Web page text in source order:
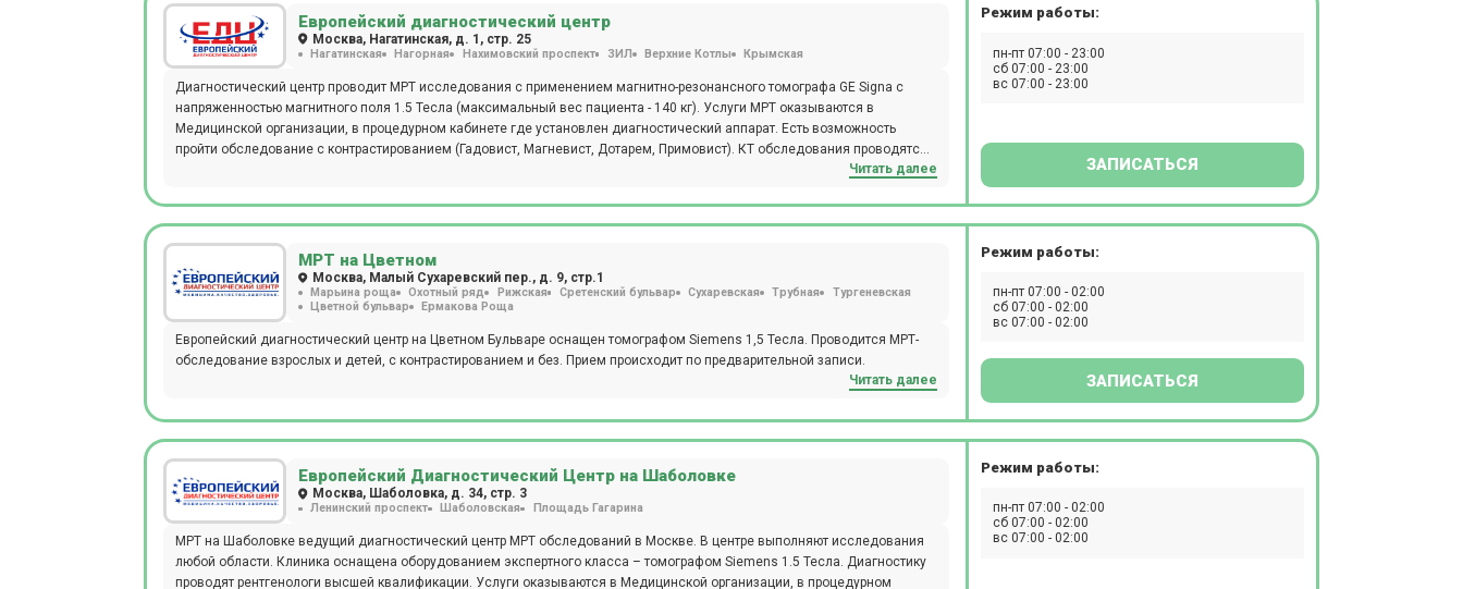
Европейский диагностический центр
Москва, Нагатинская, д. 1, стр. 25
Нагатинская Нагорная Нахимовский проспект ЗИЛ Верхние Котлы Крымская
Диагностический центр проводит МРТ исследования с применением магнитно-резонансного томографа GE Signa с
напряженностью магнитного поля 1.5 Тесла (максимальный вес пациента - 140 кг). Услуги МРТ оказываются в
Медицинской организации, в процедурном кабинете где установлен диагностический аппарат. Есть возможность
пройти обследование с контрастированием (Гадовист, Магневист, Дотарем, Примовист). КТ обследования проводятся
на мультисрезовом томографе Philips Brilliance 64 (максимальный вес пациента - 200 кг). Центр находится рядом со
Читать далее
Режим работы:
пн-пт 07:00 - 23:00
сб 07:00 - 23:00
вс 07:00 - 23:00
ЗАПИСАТЬСЯ
МРТ на Цветном
Москва, Малый Сухаревский пер., д. 9, стр.1
Марьина роща Охотный ряд Рижская Сретенский бульвар Сухаревская Трубная
Тургеневская
Цветной бульвар
Ермакова Роща
Европейский диагностический центр на Цветном Бульваре оснащен томографом Siemens 1,5 Тесла. Проводится МРТ-
обследование взрослых и детей, с контрастированием и без. Прием происходит по предварительной записи.
Читать далее
Режим работы:
пн-пт 07:00 - 02:00
сб 07:00 - 02:00
вс 07:00 - 02:00
ЗАПИСАТЬСЯ
Европейский Диагностический Центр на Шаболовке
Москва, Шаболовка, д. 34, стр. 3
Ленинский проспект Шаболовская Площадь Гагарина
МРТ на Шаболовке ведущий диагностический центр МРТ обследований в Москве. В центре выполняют исследования
любой области. Клиника оснащена оборудованием экспертного класса – томографом Siemens 1.5 Тесла. Диагностику
проводят рентгенологи высшей квалификации. Услуги оказываются в Медицинской организации, в процедурном
Режим работы:
пн-пт 07:00 - 02:00
сб 07:00 - 02:00
вс 07:00 - 02:00